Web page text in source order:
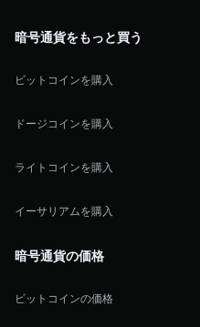
暗号通貨をもっと買う
ビットコインを購入
ドージコインを購入
ライトコインを購入
イーサリアムを購入
暗号通貨の価格
ビットコインの価格